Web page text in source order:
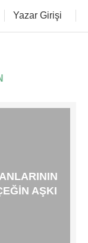
Yazar Girişi
AŞKI